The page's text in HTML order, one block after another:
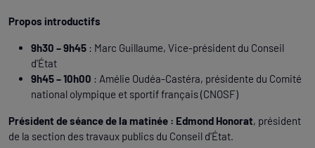
Propos introductifs
9h30 – 9h45 : Marc Guillaume, Vice-président du Conseil
d'État
9h45 – 10h00 : Amélie Oudéa-Castéra, présidente du Comité
national olympique et sportif français (CNOSF)
Président de séance de la matinée : Edmond Honorat, président
de la section des travaux publics du Conseil d'État.